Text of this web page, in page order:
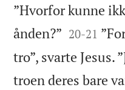
”Hvorfor kunne
ånden?” 

20-21
tro”, svarte Jesus.
troen deres bare